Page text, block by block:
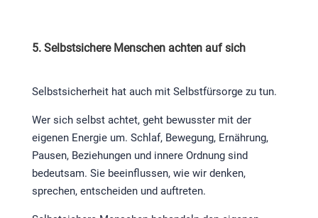
5. Selbstsichere Menschen achten auf sich
Selbstsicherheit hat auch mit Selbstfürsorge zu tun.
Wer sich selbst achtet, geht bewusster mit der
eigenen Energie um. Schlaf, Bewegung, Ernährung,
Pausen, Beziehungen und innere Ordnung sind
bedeutsam. Sie beeinflussen, wie wir denken,
sprechen, entscheiden und auftreten.